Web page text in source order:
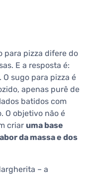
para pizza difere do
E a resposta é:
sugo para pizza é
apenas purê de
batidos com
O objetivo não é
criar uma base
da massa e dos
– a